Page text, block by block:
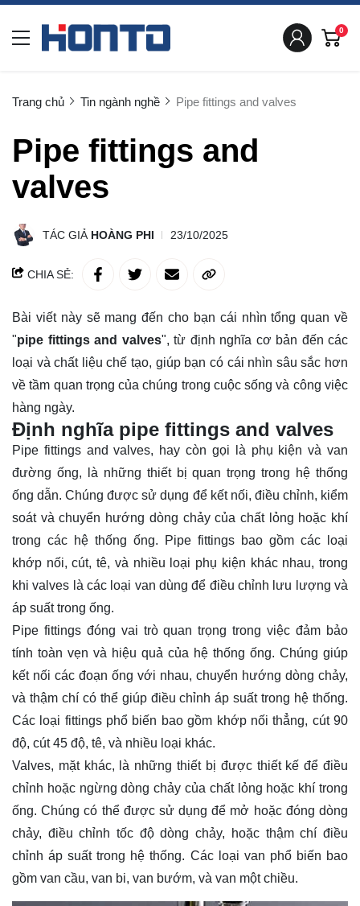
0
Trang chủ Tin ngành nghề Pipe fittings and valves
Pipe fittings and
valves
TÁC GIẢ HOÀNG PHI 23/10/2025
CHIA SẺ:
Bài viết này sẽ mang đến cho bạn cái nhìn tổng quan về
"pipe fittings and valves", từ định nghĩa cơ bản đến các
loại và chất liệu chế tạo, giúp bạn có cái nhìn sâu sắc hơn
về tầm quan trọng của chúng trong cuộc sống và công việc
hàng ngày.
Định nghĩa pipe fittings and valves
Pipe fittings and valves, hay còn gọi là phụ kiện và van
đường ống, là những thiết bị quan trọng trong hệ thống
ống dẫn. Chúng được sử dụng để kết nối, điều chỉnh, kiểm
soát và chuyển hướng dòng chảy của chất lỏng hoặc khí
trong các hệ thống ống. Pipe fittings bao gồm các loại
khớp nối, cút, tê, và nhiều loại phụ kiện khác nhau, trong
khi valves là các loại van dùng để điều chỉnh lưu lượng và
áp suất trong ống.
Pipe fittings đóng vai trò quan trọng trong việc đảm bảo
tính toàn vẹn và hiệu quả của hệ thống ống. Chúng giúp
kết nối các đoạn ống với nhau, chuyển hướng dòng chảy,
và thậm chí có thể giúp điều chỉnh áp suất trong hệ thống.
Các loại fittings phổ biến bao gồm khớp nối thẳng, cút 90
độ, cút 45 độ, tê, và nhiều loại khác.
Valves, mặt khác, là những thiết bị được thiết kế để điều
chỉnh hoặc ngừng dòng chảy của chất lỏng hoặc khí trong
ống. Chúng có thể được sử dụng để mở hoặc đóng dòng
chảy, điều chỉnh tốc độ dòng chảy, hoặc thậm chí điều
chỉnh áp suất trong hệ thống. Các loại van phổ biến bao
gồm van cầu, van bi, van bướm, và van một chiều.